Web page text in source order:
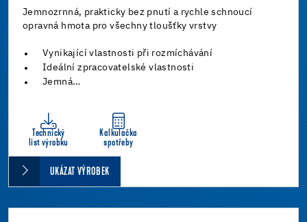
Jemnozrnná, prakticky bez pnutí a rychle schnoucí
opravná hmota pro všechny tloušťky vrstvy
Vynikající vlastnosti při rozmíchávání
Ideální zpracovatelské vlastnosti
Jemná…
Technický
list výrobku
Kalkulačka
spotřeby
UKÁZAT VÝROBEK